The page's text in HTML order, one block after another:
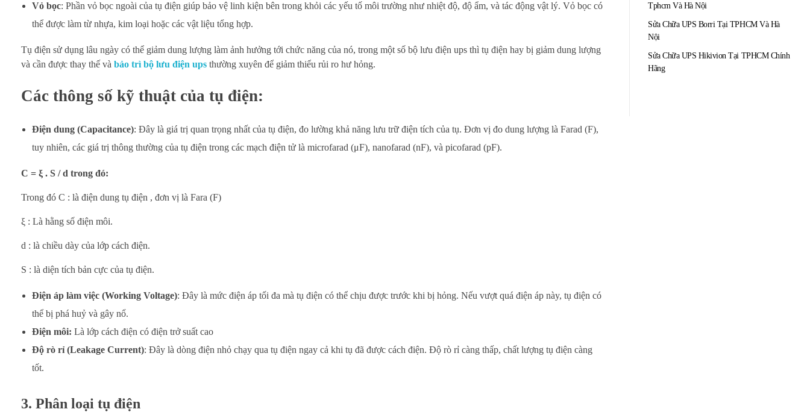
Vỏ bọc: Phần vỏ bọc ngoài của tụ điện giúp bảo vệ linh kiện bên trong khỏi các yếu tố môi trường như nhiệt độ, độ ẩm, và tác động vật lý. Vỏ bọc có
thể được làm từ nhựa, kim loại hoặc các vật liệu tổng hợp.
Tụ điện sử dụng lâu ngày có thể giảm dung lượng làm ảnh hưởng tới chức năng của nó, trong một số bộ lưu điện ups thì tụ điện hay bị giảm dung lượng
và cần được thay thế và bảo trì bộ lưu điện ups thường xuyên để giảm thiểu rủi ro hư hỏng.
Các thông số kỹ thuật của tụ điện:
Điện dung (Capacitance): Đây là giá trị quan trọng nhất của tụ điện, đo lường khả năng lưu trữ điện tích của tụ. Đơn vị đo dung lượng là Farad (F),
tuy nhiên, các giá trị thông thường của tụ điện trong các mạch điện tử là microfarad (μF), nanofarad (nF), và picofarad (pF).
C = ξ . S / d trong đó:
Trong đó C : là điện dung tụ điện , đơn vị là Fara (F)
ξ : Là hằng số điện môi.
d : là chiều dày của lớp cách điện.
S : là diện tích bản cực của tụ điện.
Điện áp làm việc (Working Voltage): Đây là mức điện áp tối đa mà tụ điện có thể chịu được trước khi bị hỏng. Nếu vượt quá điện áp này, tụ điện có
thể bị phá huỷ và gây nổ.
Điện môi: Là lớp cách điện có điện trở suất cao
Độ rò rỉ (Leakage Current): Đây là dòng điện nhỏ chạy qua tụ điện ngay cả khi tụ đã được cách điện. Độ rò rỉ càng thấp, chất lượng tụ điện càng
tốt.
3. Phân loại tụ điện
Tphcm Và Hà Nội
Sửa Chữa UPS Borri Tại TPHCM Và Hà
Nội
Sửa Chữa UPS Hikivion Tại TPHCM Chính
Hãng